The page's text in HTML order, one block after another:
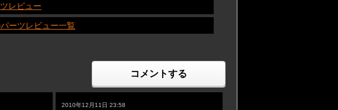
レビュー
ーツレビュー一覧
コメントする
2010年12月11日 23:58